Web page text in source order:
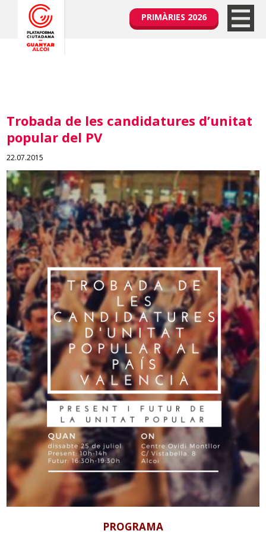
PRIMÀRIES 2026
Trobada de les candidatures d’unitat
popular del PV
22.07.2015
PROGRAMA